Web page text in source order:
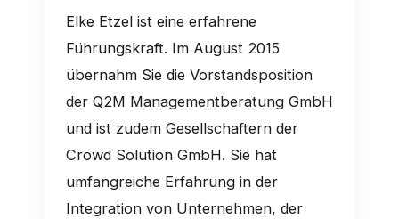
Elke Etzel ist eine erfahrene
Führungskraft. Im August 2015
übernahm Sie die Vorstandsposition
der Q2M Managementberatung GmbH
und ist zudem Gesellschaftern der
Crowd Solution GmbH. Sie hat
umfangreiche Erfahrung in der
Integration von Unternehmen, der